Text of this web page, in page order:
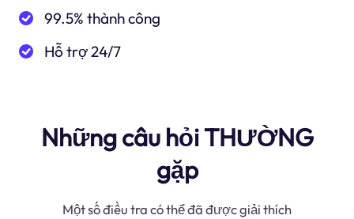
99.5% thành công
Hỗ trợ 24/7
Những câu hỏi THƯỜNG
gặp
Một số điều tra có thể đã được giải thích